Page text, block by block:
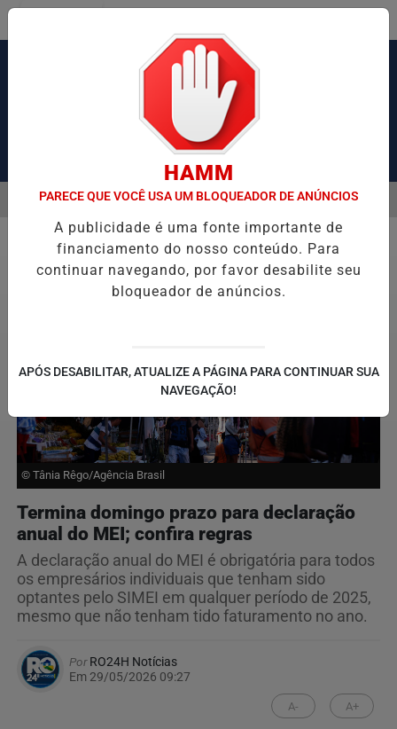
Pesquisar Notícia
CONGESTIONAMENTO DE MAIS DE 2 MIL KM OPERAÇÃO DA
EM ALTA
MENU
Economia
© Tânia Rêgo/Agência Brasil
Termina domingo prazo para declaração
anual do MEI; confira regras
A declaração anual do MEI é obrigatória para todos
os empresários individuais que tenham sido
optantes pelo SIMEI em qualquer período de 2025,
mesmo que não tenham tido faturamento no ano.
PorRO24H Notícias
Em 29/05/2026 09:27
A- A+
HAMM
PARECE QUE VOCÊ USA UM BLOQUEADOR DE ANÚNCIOS
A publicidade é uma fonte importante de
financiamento do nosso conteúdo. Para
continuar navegando, por favor desabilite seu
bloqueador de anúncios.
APÓS DESABILITAR, ATUALIZE A PÁGINA PARA CONTINUAR SUA
NAVEGAÇÃO!